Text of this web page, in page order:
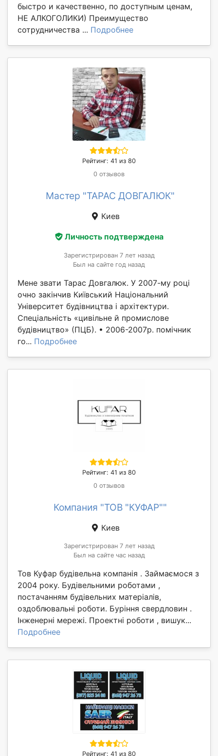
быстро и качественно, по доступным ценам,
НЕ АЛКОГОЛИКИ) Преимущество
сотрудничества ... Подробнее
Рейтинг: 41 из 80
0 отзывов
Мастер "ТАРАС ДОВГАЛЮК"
Киев
Личность подтверждена
Зарегистрирован 7 лет назад
Был на сайте год назад
Мене звати Тарас Довгалюк. У 2007-му році
очно закінчив Київський Національний
Університет будівництва і архітектури.
Спеціальність «цивільне й промислове
будівництво» (ПЦБ). • 2006-2007р. помічник
го... Подробнее
Рейтинг: 41 из 80
0 отзывов
Компания "ТОВ "КУФАР""
Киев
Зарегистрирован 7 лет назад
Был на сайте час назад
Тов Куфар будівельна компанія . Займаємося з
2004 року. Будівельними роботами ,
постачанням будівельних матеріалів,
оздоблювальні роботи. Буріння свердловин .
Інженерні мережі. Проектні роботи , вишук...
Подробнее
Рейтинг: 41 из 80